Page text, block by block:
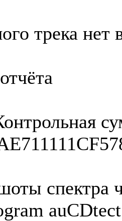
трека нет
спектра